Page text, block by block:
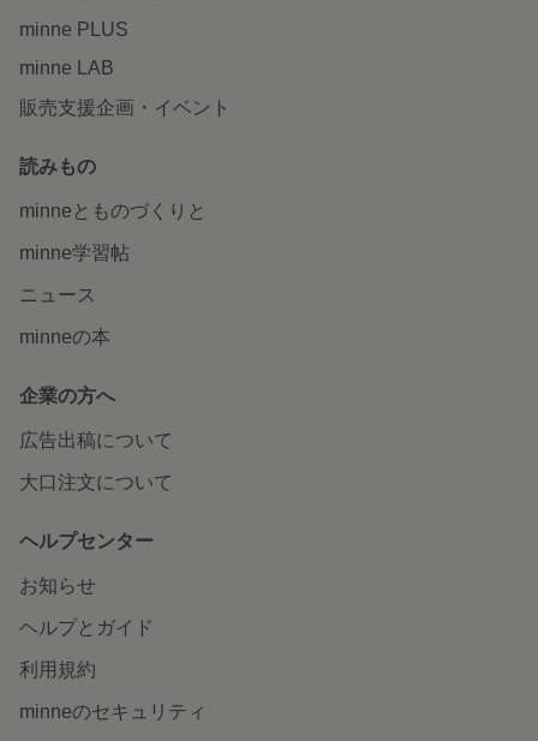
minne PLUS
minne LAB
販売支援企画・イベント
読みもの
minneとものづくりと
minne学習帖
ニュース
minneの本
企業の方へ
広告出稿について
大口注文について
ヘルプセンター
お知らせ
ヘルプとガイド
利用規約
minneのセキュリティ